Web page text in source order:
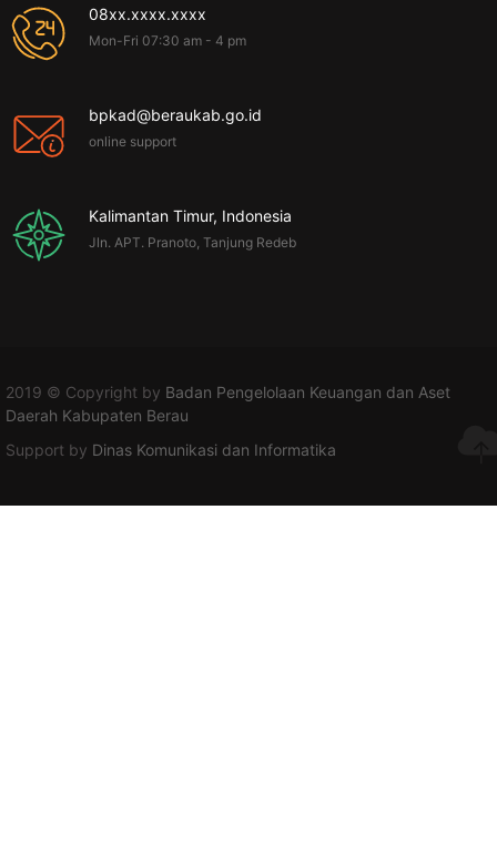
08xx.xxxx.xxxx
Mon-Fri 07:30 am - 4 pm
bpkad@beraukab.go.id
online support
Kalimantan Timur, Indonesia
Jln. APT. Pranoto, Tanjung Redeb
2019 © Copyright by Badan Pengelolaan Keuangan dan Aset
Daerah Kabupaten Berau
Support by Dinas Komunikasi dan Informatika